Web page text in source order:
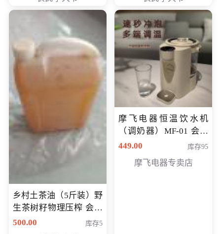
乡村土茶油（5斤装）野
生茶树籽物理压榨 会员
专享价400元
500.00 库存5
摩飞电器恒温饮水机
（调奶器）MF-01 会员
专享价366元
449.00 库存95
摩飞电器专卖店